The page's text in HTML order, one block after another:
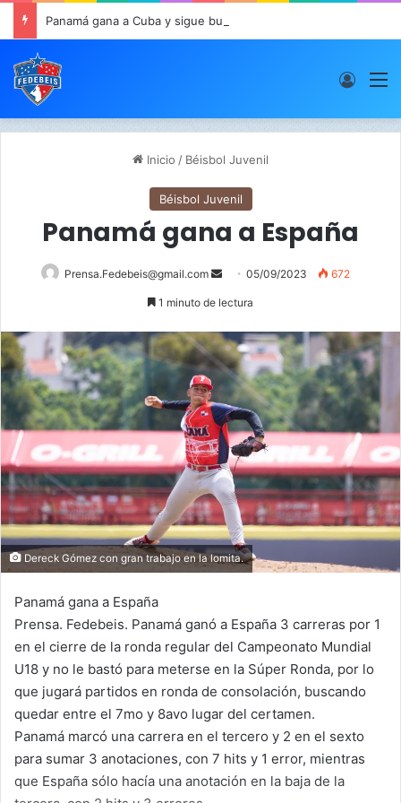
Panamá gana a Cuba y sigue buen paso en JCDC
Inicio / Béisbol Juvenil
Béisbol Juvenil
Panamá gana a España
Prensa.Fedebeis@gmail.com
S
d
a
e
m
a
i
l
05/09/2023 672
1 minuto de lectura
Dereck Gómez con gran trabajo en la lomita.
Panamá gana a España
Prensa. Fedebeis. Panamá ganó a España 3 carreras por 1
en el cierre de la ronda regular del Campeonato Mundial
U18 y no le bastó para meterse en la Súper Ronda, por lo
que jugará partidos en ronda de consolación, buscando
quedar entre el 7mo y 8avo lugar del certamen.
Panamá marcó una carrera en el tercero y 2 en el sexto
para sumar 3 anotaciones, con 7 hits y 1 error, mientras
que España sólo hacía una anotación en la baja de la